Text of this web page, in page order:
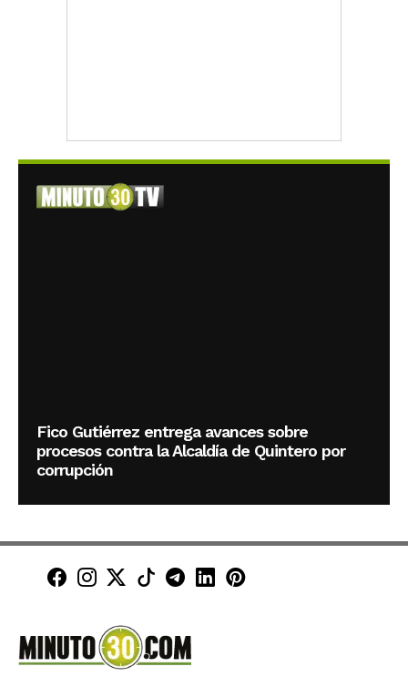
Fico Gutiérrez entrega avances sobre
procesos contra la Alcaldía de Quintero por
corrupción
Minuto30 en Facebook
Minuto30 en Instagram
Minuto30 en X (Twitter)
Minuto30 en TikTok
Canal de Minuto30 en
Minuto30 en LinkedIn
Minuto30 en